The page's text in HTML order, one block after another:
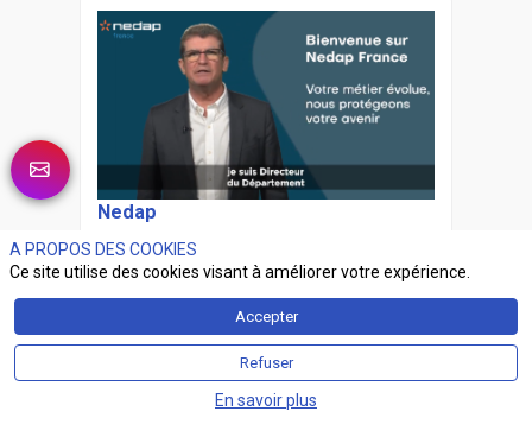
Nedap
A PROPOS DES COOKIES
Ce site utilise des cookies visant à améliorer votre expérience.
Accepter
Refuser
En savoir plus